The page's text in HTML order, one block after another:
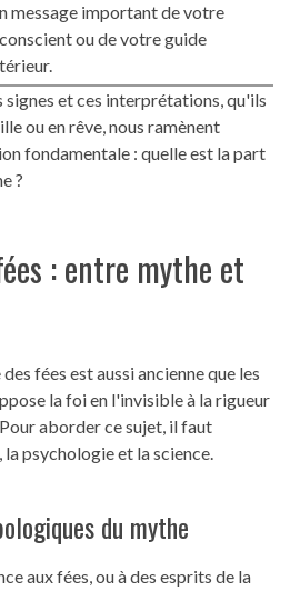
message important de votre
ou de votre guide
signes et ces interprétations, qu'ils
ou en rêve, nous ramènent
fondamentale : quelle est la part
?
: entre mythe et
fées est aussi ancienne que les
la foi en l'invisible à la rigueur
aborder ce sujet, il faut
psychologie et la science.
du mythe
aux fées, ou à des esprits de la